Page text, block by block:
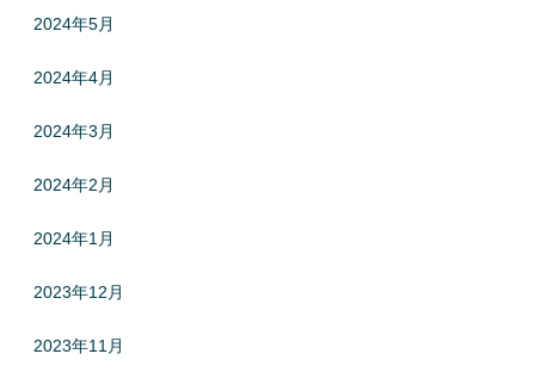
2024年5月
2024年4月
2024年3月
2024年2月
2024年1月
2023年12月
2023年11月